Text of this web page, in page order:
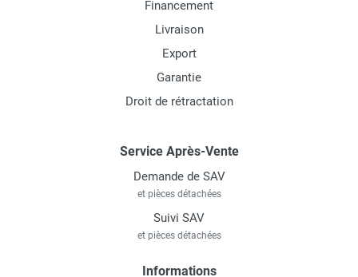
Financement
Livraison
Export
Garantie
Droit de rétractation
Service Après-Vente
Demande de SAV
et pièces détachées
Suivi SAV
et pièces détachées
Informations